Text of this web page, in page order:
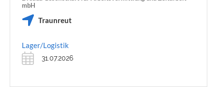
mbH
Traunreut
Lager/Logistik
31.07.2026